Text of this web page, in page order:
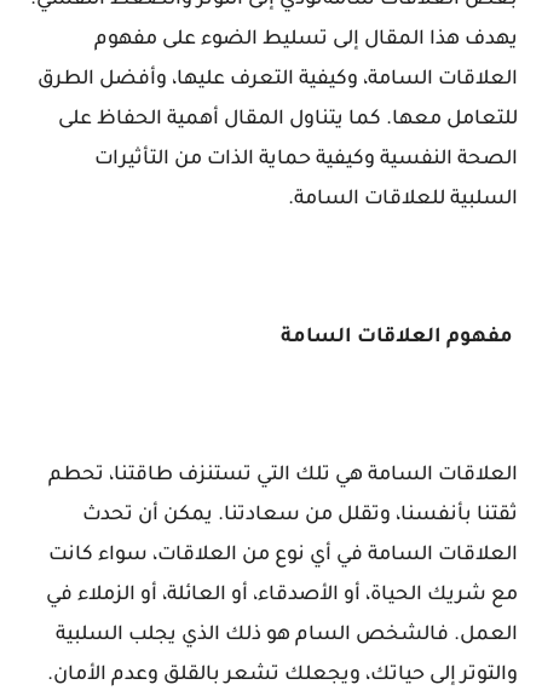
يهدف هذا المقال إلى تسليط الضوء على مفهوم
العلاقات السامة، وكيفية التعرف عليها، وأفضل الطرق
للتعامل معها. كما يتناول المقال أهمية الحفاظ على
الصحة النفسية وكيفية حماية الذات من التأثيرات
السلبية للعلاقات السامة.
مفهوم العلاقات السامة
العلاقات السامة هي تلك التي تستنزف طاقتنا، تحطم
ثقتنا بأنفسنا، وتقلل من سعادتنا. يمكن أن تحدث
العلاقات السامة في أي نوع من العلاقات، سواء كانت
مع شريك الحياة، أو الأصدقاء، أو العائلة، أو الزملاء في
العمل. فالشخص السام هو ذلك الذي يجلب السلبية
والتوتر إلى حياتك، ويجعلك تشعر بالقلق وعدم الأمان.